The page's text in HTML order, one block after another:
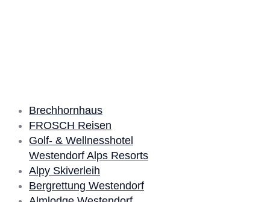
Brechhornhaus
FROSCH Reisen
Golf- & Wellnesshotel
Westendorf Alps Resorts
Alpy Skiverleih
Bergrettung Westendorf